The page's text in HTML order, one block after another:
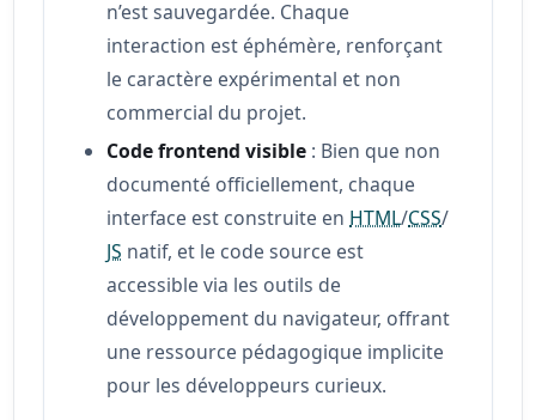
n’est sauvegardée. Chaque
interaction est éphémère, renforçant
le caractère expérimental et non
commercial du projet.
Code frontend visible : Bien que non
documenté officiellement, chaque
interface est construite en HTML/CSS/
JS natif, et le code source est
accessible via les outils de
développement du navigateur, offrant
une ressource pédagogique implicite
pour les développeurs curieux.